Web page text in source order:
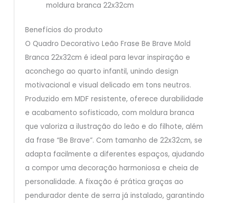
moldura branca 22x32cm
Benefícios do produto
O Quadro Decorativo Leão Frase Be Brave Mold
Branca 22x32cm é ideal para levar inspiração e
aconchego ao quarto infantil, unindo design
motivacional e visual delicado em tons neutros.
Produzido em MDF resistente, oferece durabilidade
e acabamento sofisticado, com moldura branca
que valoriza a ilustração do leão e do filhote, além
da frase “Be Brave”. Com tamanho de 22x32cm, se
adapta facilmente a diferentes espaços, ajudando
a compor uma decoração harmoniosa e cheia de
personalidade. A fixação é prática graças ao
pendurador dente de serra já instalado, garantindo